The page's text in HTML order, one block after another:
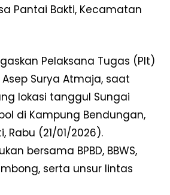
Pantai Bakti, Kecamatan
Pelaksana Tugas (Plt)
Asep Surya Atmaja, saat
lokasi tanggul Sungai
di Kampung Bendungan,
Rabu (21/01/2026).
bersama BPBD, BBWS,
serta unsur lintas